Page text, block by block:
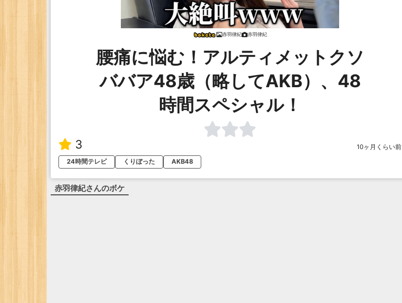
赤羽律紀 赤羽律紀
腰痛に悩む！アルティメットクソ
ババア48歳（略してAKB）、48
時間スペシャル！
3
10ヶ月くらい前
24時間テレビ
くりぼった AKB48
赤羽律紀さんのボケ